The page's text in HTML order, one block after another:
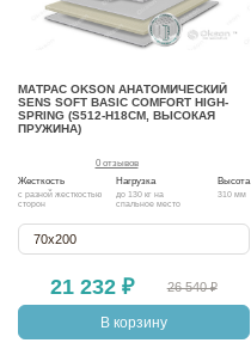
МАТРАС OKSON АНАТОМИЧЕСКИЙ
SENS SOFT BASIC COMFORT HIGH-
SPRING (S512-H18СМ, ВЫСОКАЯ
ПРУЖИНА)
0 отзывов
21 232 ₽ 26 540 ₽
Жесткость
с разной жесткостью
сторон
Нагрузка
до 130 кг на
спальное место
Высота
310 мм
70х200
В корзину